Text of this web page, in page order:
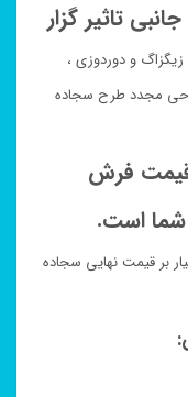
تاثیر گزار
و دوردوزی ،
مجدد طرح سجاده
قیمت فرش
است.
بر قیمت نهایی سجاده